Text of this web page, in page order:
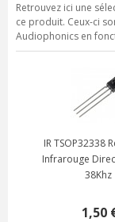
Retrouvez ici une
ce produit. Ceux-ci
Audiophonics en
AUDIOPHONICS
ES9038Q2M
& SPDIF /
99,00